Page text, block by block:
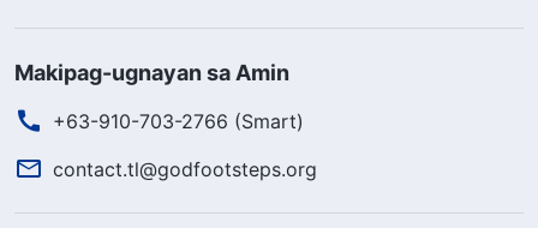
Makipag-ugnayan sa Amin
+63-910-703-2766 (Smart)
contact.tl@godfootsteps.org